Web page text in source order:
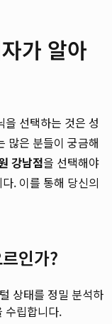
가 알아
선택하는 것은 성
많은 분들이 궁금해
강남점을 선택해야
. 이를 통해 당신의
인가?
상태를 정밀 분석하
수립합니다.